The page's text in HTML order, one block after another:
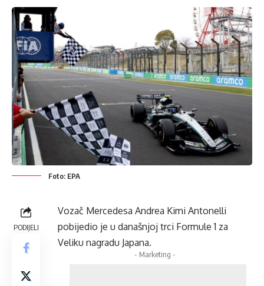
Foto: EPA
PODIJELI
Vozač Mercedesa Andrea Kimi Antonelli
pobijedio je u današnjoj trci Formule 1 za
Veliku nagradu Japana.
- Marketing -